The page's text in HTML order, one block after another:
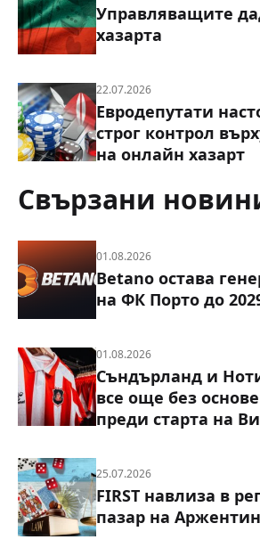
Управляващите
хазарта
22.07.2026
Евродепутати
строг контрол
на онлайн хазарт
Свързани
01.08.2026
Betano остава
на ФК Порто до
01.08.2026
Съндърланд и
все още без
преди старта на
25.07.2026
FIRST навлиза в
пазар на